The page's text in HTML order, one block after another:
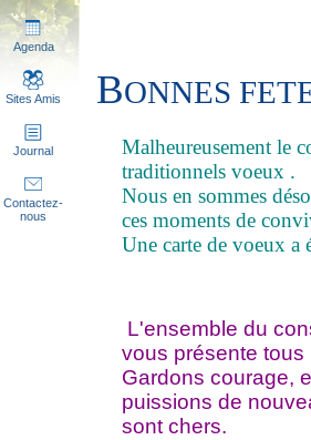
Agenda
Sites Amis
Journal
Contactez-
nous
BONNES
Malheureusement le
traditionnels voeux .
Nous en sommes
ces moments de
Une carte de voeux a
L'ensemble du
vous présente tous
Gardons courage,
puissions de
sont chers.